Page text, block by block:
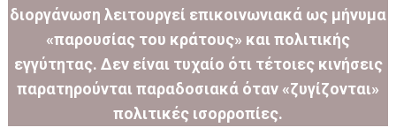
διοργάνωση λειτουργεί επικοινωνιακά ως μήνυμα
«παρουσίας του κράτους» και πολιτικής
εγγύτητας. Δεν είναι τυχαίο ότι τέτοιες κινήσεις
παρατηρούνται παραδοσιακά όταν «ζυγίζονται»
πολιτικές ισορροπίες.